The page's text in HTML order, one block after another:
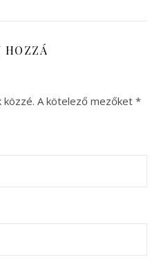
HOZZÁ
közzé. A kötelező mezőket *